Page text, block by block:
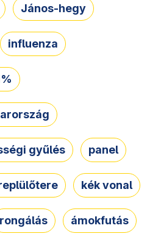
János-hegy
influenza
gyűlés panel
kék vonal
rongálás ámokfutás